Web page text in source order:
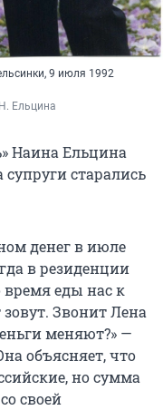
9 июля 1992
Ельцина
Наина Ельцина
старались
денег в июле
в резиденции
еды нас к
Звонит Лена
меняют?» —
объясняет, что
но сумма
своей